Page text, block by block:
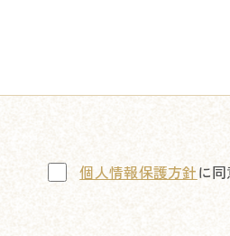
個人情報保護方針に同